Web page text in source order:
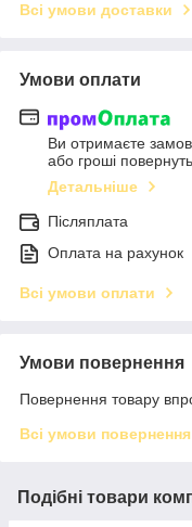
Всі умови доставки
Умови оплати
Ви отримаєте
або гроші
Детальніше
Післяплата
Оплата на рахунок
Всі умови оплати
Умови повернення
Повернення товару
Всі умови повернення
Подібні товари